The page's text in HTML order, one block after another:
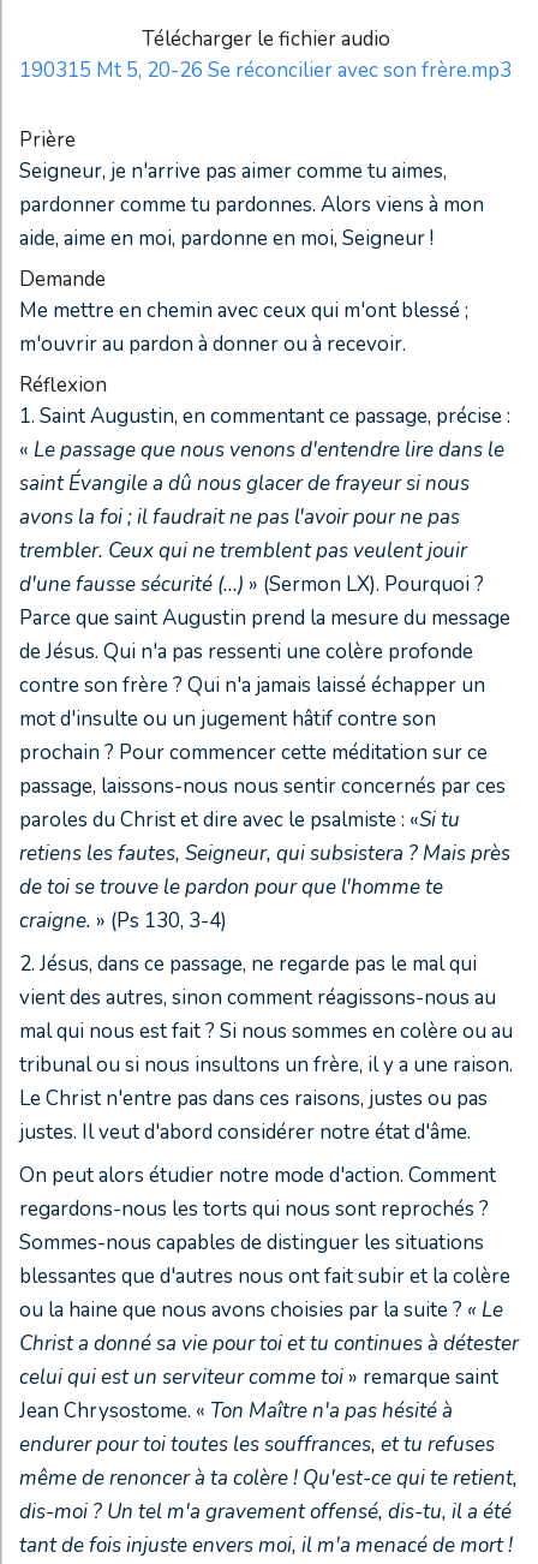
Télécharger le fichier audio
190315 Mt 5, 20-26 Se réconcilier avec son frère.mp3
Prière
Seigneur, je n'arrive pas aimer comme tu aimes,
pardonner comme tu pardonnes. Alors viens à mon
aide, aime en moi, pardonne en moi, Seigneur !
Demande
Me mettre en chemin avec ceux qui m'ont blessé ;
m'ouvrir au pardon à donner ou à recevoir.
Réflexion
1. Saint Augustin, en commentant ce passage, précise :
« Le passage que nous venons d'entendre lire dans le
saint Évangile a dû nous glacer de frayeur si nous
avons la foi ; il faudrait ne pas l'avoir pour ne pas
trembler. Ceux qui ne tremblent pas veulent jouir
d'une fausse sécurité (...) » (Sermon LX). Pourquoi ?
Parce que saint Augustin prend la mesure du message
de Jésus. Qui n'a pas ressenti une colère profonde
contre son frère ? Qui n'a jamais laissé échapper un
mot d'insulte ou un jugement hâtif contre son
prochain ? Pour commencer cette méditation sur ce
passage, laissons-nous nous sentir concernés par ces
paroles du Christ et dire avec le psalmiste : «Si tu
retiens les fautes, Seigneur, qui subsistera ? Mais près
de toi se trouve le pardon pour que l'homme te
craigne. » (Ps 130, 3-4)
2. Jésus, dans ce passage, ne regarde pas le mal qui
vient des autres, sinon comment réagissons-nous au
mal qui nous est fait ? Si nous sommes en colère ou au
tribunal ou si nous insultons un frère, il y a une raison.
Le Christ n'entre pas dans ces raisons, justes ou pas
justes. Il veut d'abord considérer notre état d'âme.
On peut alors étudier notre mode d'action. Comment
regardons-nous les torts qui nous sont reprochés ?
Sommes-nous capables de distinguer les situations
blessantes que d'autres nous ont fait subir et la colère
ou la haine que nous avons choisies par la suite ? « Le
Christ a donné sa vie pour toi et tu continues à détester
celui qui est un serviteur comme toi » remarque saint
Jean Chrysostome. « Ton Maître n'a pas hésité à
endurer pour toi toutes les souffrances, et tu refuses
même de renoncer à ta colère ! Qu'est-ce qui te retient,
dis-moi ? Un tel m'a gravement offensé, dis-tu, il a été
tant de fois injuste envers moi, il m'a menacé de mort !